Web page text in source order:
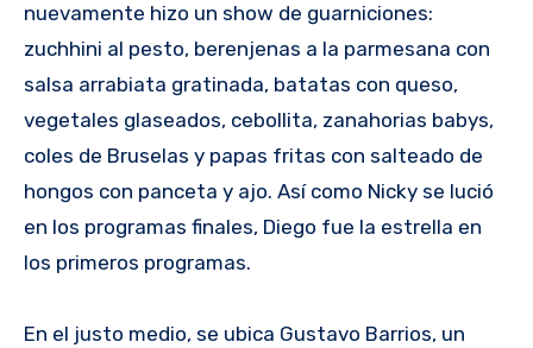
nuevamente hizo un show de guarniciones:
zuchhini al pesto, berenjenas a la parmesana con
salsa arrabiata gratinada, batatas con queso,
vegetales glaseados, cebollita, zanahorias babys,
coles de Bruselas y papas fritas con salteado de
hongos con panceta y ajo. Así como Nicky se lució
en los programas finales, Diego fue la estrella en
los primeros programas.
En el justo medio, se ubica Gustavo Barrios, un